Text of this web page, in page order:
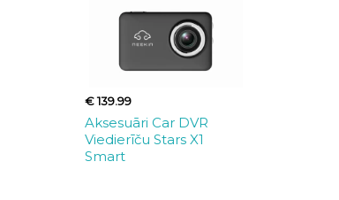
€ 139.99
Aksesuāri Car DVR
Viedierīču Stars X1
Smart